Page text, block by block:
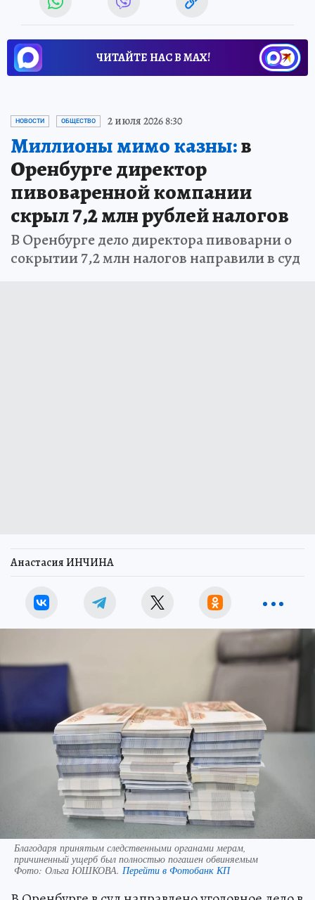
ЧИТАЙТЕ НАС В МАХ!
НОВОСТИ ОБЩЕСТВО 2 июля 2026 8:30
Миллионы мимо казны:в
Оренбурге директор
пивоваренной компании
скрыл 7,2 млн рублей налогов
В Оренбурге дело директора пивоварни о
сокрытии 7,2 млн налогов направили в суд
Анастасия ИНЧИНА
Благодаря принятым следственными органами мерам,
причиненный ущерб был полностью погашен обвиняемым
Фото: Ольга ЮШКОВА. Перейти в Фотобанк КП